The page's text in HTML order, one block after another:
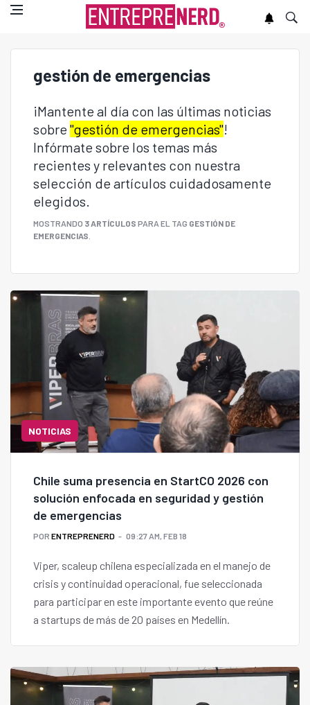
gestión de emergencias
¡Mantente al día con las últimas noticias
sobre "gestión de emergencias"!
Infórmate sobre los temas más
recientes y relevantes con nuestra
selección de artículos cuidadosamente
elegidos.
MOSTRANDO 3 ARTÍCULOS PARA EL TAG GESTIÓN DE
EMERGENCIAS
NOTICIAS
Chile suma presencia en StartCO 2026 con
solución enfocada en seguridad y gestión
de emergencias
POR ENTREPRENERD 09:27 AM, FEB 18
Viper, scaleup chilena especializada en el manejo de
crisis y continuidad operacional, fue seleccionada
para participar en este importante evento que reúne
a startups de más de 20 países en Medellín.